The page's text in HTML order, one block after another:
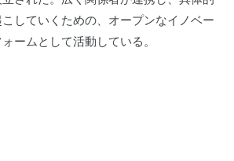
していくための、オープンなイノベー
ームとして活動している。